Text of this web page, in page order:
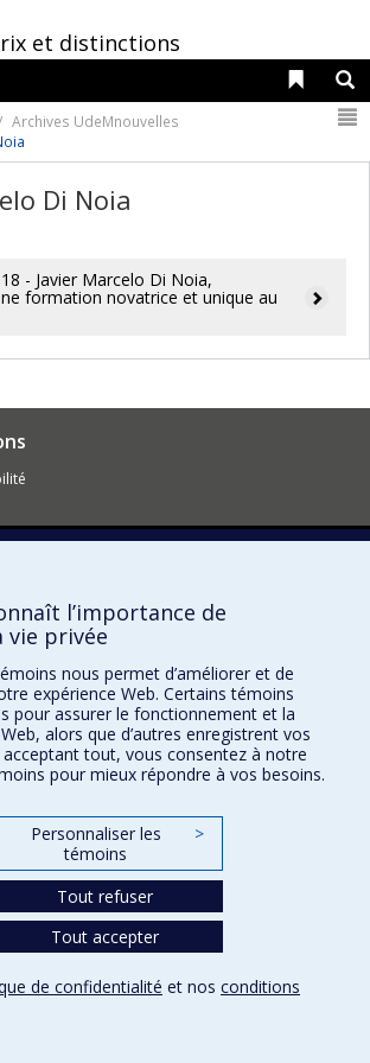
et distinctions
Liens
Archives UdeMnouvelles
Di Noia
- Javier Marcelo Di Noia,
formation novatrice et unique au
l’importance de
vie privée
nous permet d’améliorer et de
expérience Web. Certains témoins
pour assurer le fonctionnement et la
alors que d’autres enregistrent vos
acceptant tout, vous consentez à notre
pour mieux répondre à vos besoins.
Personnaliser les
témoins
>
Tout refuser
Tout accepter
de confidentialité et nos conditions